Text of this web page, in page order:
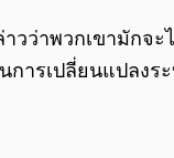
วว่าพวกเขามักจะ
การเปลี่ยนแปลงร